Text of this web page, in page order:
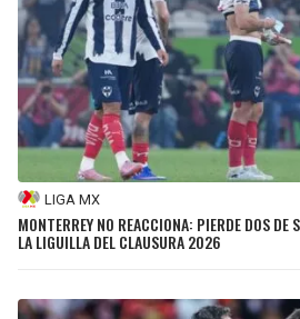
LIGA MX
MONTERREY NO REACCIONA: PIERDE DOS DE
LA LIGUILLA DEL CLAUSURA 2026